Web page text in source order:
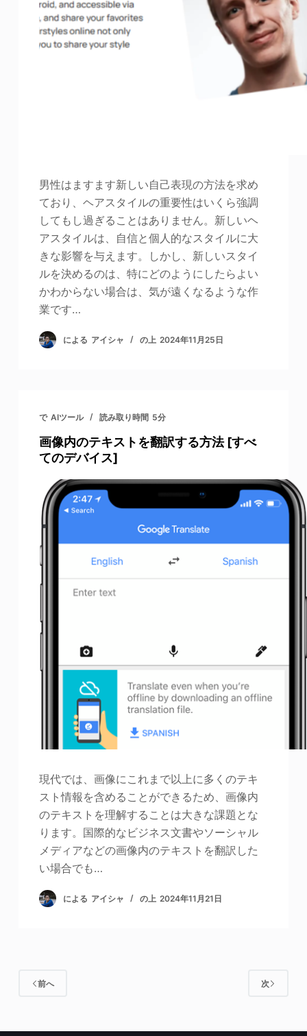
男性はますます新しい自己表現の方法を求め
ており、ヘアスタイルの重要性はいくら強調
してもし過ぎることはありません。新しいヘ
アスタイルは、自信と個人的なスタイルに大
きな影響を与えます。しかし、新しいスタイ
ルを決めるのは、特にどのようにしたらよい
かわからない場合は、気が遠くなるような作
業です…
による アイシャ の上 2024年11月25日
で AIツール 読み取り時間 5分
画像内のテキストを翻訳する方法 [すべ
てのデバイス]
現代では、画像にこれまで以上に多くのテキ
スト情報を含めることができるため、画像内
のテキストを理解することは大きな課題とな
ります。国際的なビジネス文書やソーシャル
メディアなどの画像内のテキストを翻訳した
い場合でも…
による アイシャ の上 2024年11月21日
前へ 次